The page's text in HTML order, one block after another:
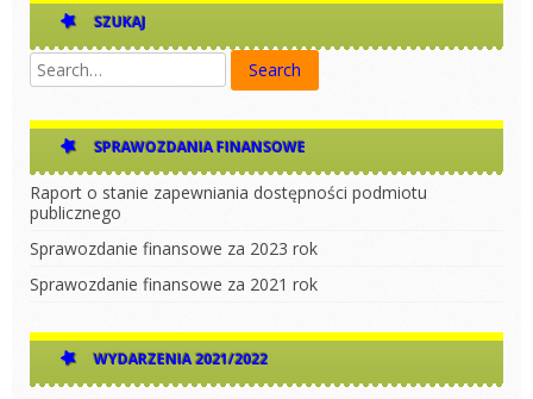
SZUKAJ
SPRAWOZDANIA FINANSOWE
Raport o stanie zapewniania dostępności podmiotu
publicznego
Sprawozdanie finansowe za 2023 rok
Sprawozdanie finansowe za 2021 rok
WYDARZENIA 2021/2022